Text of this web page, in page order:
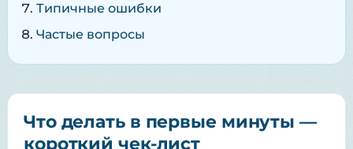
Типичные ошибки
Частые вопросы
Что делать в первые минуты —
короткий чек-лист